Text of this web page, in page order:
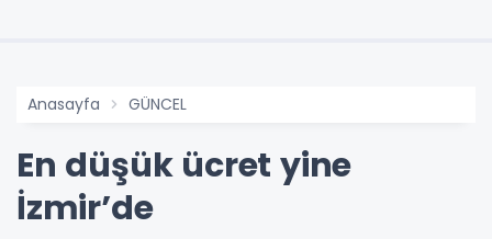
Anasayfa GÜNCEL
En düşük ücret yine
İzmir’de